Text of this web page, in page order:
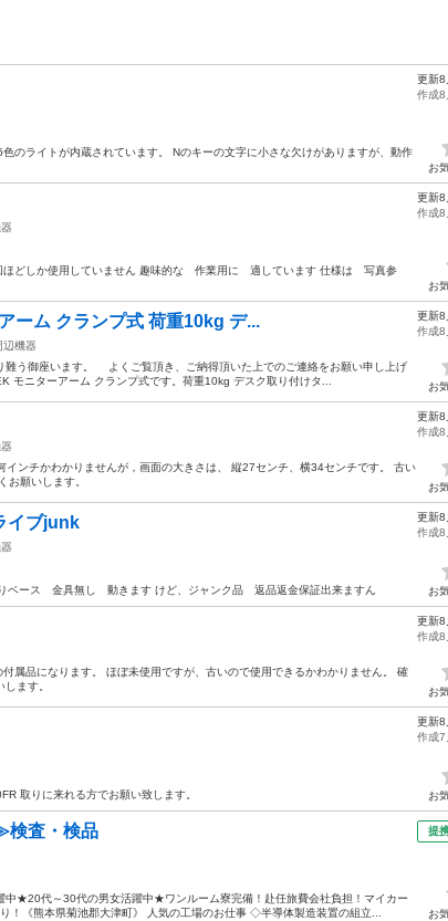
のライトが内蔵されています。 Nのキーの文字に小さな欠けがありますが、動作
更新8
作成8
お
どしか使用していません 趣味的な 作業用に 適しています 仕様は 写真参
更新8
作成8
お
ーム クランプ式 荷重10kg デ...
辺機器
う御座います。 よくご覧頂き、ご納得頂いた上でのご連絡をお願い申し上げ
ニターアーム クランプ式です。荷重10kg デスク取り付けタ...
更新8
作成8
お
インチかわかりませんが，画面の大きさは、 縦27センチ、横34センチです。 古い
お願いします。
更新8
作成8
お
イブjunk
ベース 金具無し 動きます けど、ジャンク品 返品返金保証出来ますん
更新8
作成8
お
品になります。 ほぼ未使用ですが、古いので使用できるかわかりません。 確
ます。
更新8
作成8
お
取りに来れる方でお願い致します。
更新8
作成7
お
検査・検品
中★20代～30代の男女活躍中★ワンルーム寮完備！赴任旅費会社負担！マイカー
！《熊本県菊池郡大津町》 人気の工場のお仕事 ◇半導体製造装置の組立...
提
お